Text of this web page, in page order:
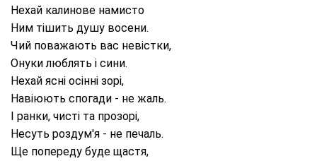
Нехай калинове намисто
Ним тішить душу восени.
Чий поважають вас невістки,
Онуки люблять і сини.
Нехай ясні осінні зорі,
Навіюють спогади - не жаль.
І ранки, чисті та прозорі,
Несуть роздум'я - не печаль.
Ще попереду буде щастя,